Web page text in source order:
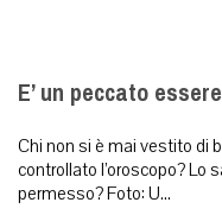
E’ un peccato
Chi non si è mai vestito di
controllato l’oroscopo? Lo
permesso? Foto: U...